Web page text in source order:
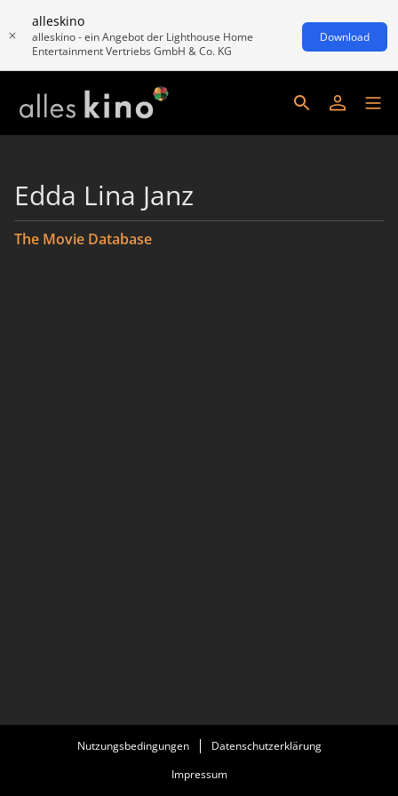
alleskino
alleskino - ein Angebot der Lighthouse Home
Entertainment Vertriebs GmbH & Co. KG
Download
Edda Lina Janz
The Movie Database
Nutzungsbedingungen
Datenschutzerklärung
Impressum